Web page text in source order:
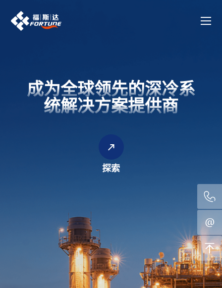
成为全球领先的深冷系
统解决方案提供商
探索